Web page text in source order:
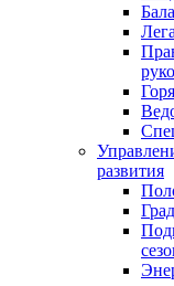
развития